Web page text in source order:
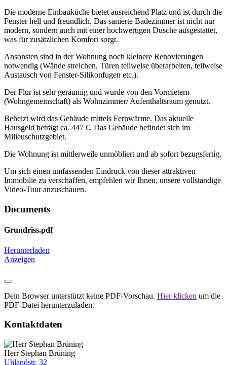
Die moderne Einbauküche bietet ausreichend Platz und ist durch die
Fenster hell und freundlich. Das sanierte Badezimmer ist nicht nur
modern, sondern auch mit einer hochwertigen Dusche ausgestattet,
was für zusätzlichen Komfort sorgt.
Ansonsten sind in der Wohnung noch kleinere Renovierungen
notwendig (Wände streichen, Türen teilweise überarbeiten, teilweise
Austausch von Fenster-Silikonfugen etc.).
Der Flur ist sehr geräumig und wurde von den Vormietern
(Wohngemeinschaft) als Wohnzimmer/ Aufenthaltsraum genutzt.
Beheizt wird das Gebäude mittels Fernwärme. Das aktuelle
Hausgeld beträgt ca. 447 €. Das Gebäude befindet sich im
Milieuschutzgebiet.
Die Wohnung ist mittlerweile unmöbliert und ab sofort bezugsfertig.
Um sich einen umfassenden Eindruck von dieser attraktiven
Immobilie zu verschaffen, empfehlen wir Ihnen, unsere vollständige
Video-Tour anzuschauen.
Documents
Grundriss.pdf
Herunterladen
Anzeigen
Dein Browser unterstützt keine PDF-Vorschau. Hier klicken um die
PDF-Datei herunterzuladen.
Kontaktdaten
Herr Stephan Brüning
Uhlandstr. 32